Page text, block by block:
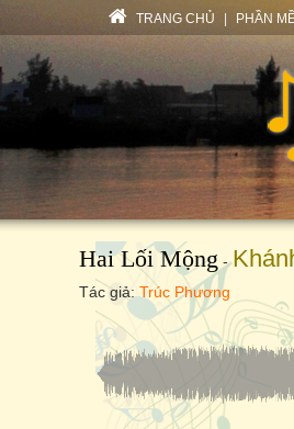
TRANG CHỦ PHẦN
Hai Lối Mộng -
Tác giả: Trúc Phương